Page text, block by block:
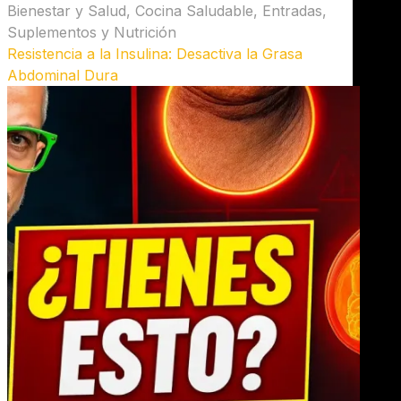
Bienestar y Salud, Cocina Saludable, Entradas,
Suplementos y Nutrición
Resistencia a la Insulina: Desactiva la Grasa
Abdominal Dura